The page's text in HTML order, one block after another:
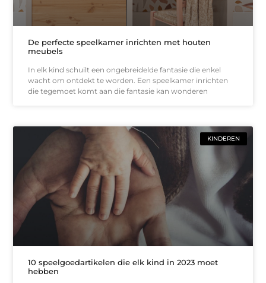
De perfecte speelkamer inrichten met houten
meubels
In elk kind schuilt een ongebreidelde fantasie die enkel
wacht om ontdekt te worden. Een speelkamer inrichten
die tegemoet komt aan die fantasie kan wonderen
KINDEREN
10 speelgoedartikelen die elk kind in 2023 moet
hebben